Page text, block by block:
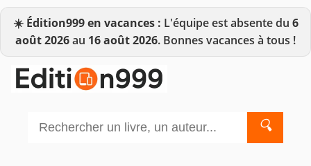
☀️ Édition999 en vacances : L'équipe est absente du 6
août 2026au 16 août 2026. Bonnes vacances à tous !
🔍